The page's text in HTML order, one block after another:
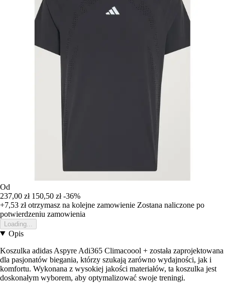
Od
237,00 zł 150,50 zł -36%
+7,53 złotrzymasz na kolejne zamowienie Zostana naliczone po
potwierdzeniu zamowienia
Loading...
Opis
Koszulka adidas Aspyre Adi365 Climacoool + została zaprojektowana
dla pasjonatów biegania, którzy szukają zarówno wydajności, jak i
komfortu. Wykonana z wysokiej jakości materiałów, ta koszulka jest
doskonałym wyborem, aby optymalizować swoje treningi.